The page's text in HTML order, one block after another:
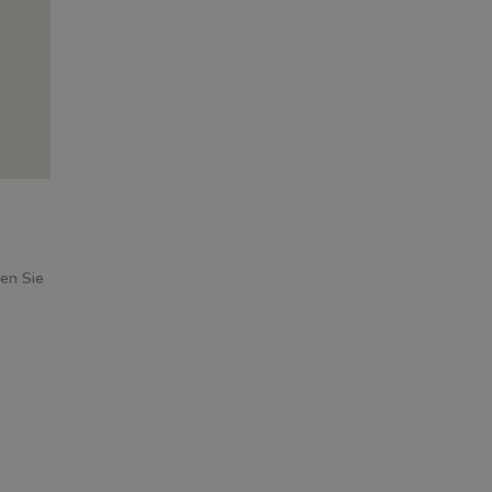
Sie